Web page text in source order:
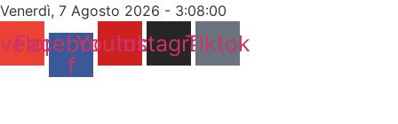
Vai
contenuto
Venerdì, 7 Agosto 2026 - 3:08:01
Facebook-
f
Youtube
Instagram
Tiktok